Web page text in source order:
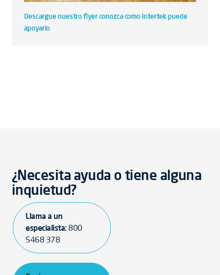
Descargue nuestro flyer conozca como Intertek puede
apoyarlo
¿Necesita ayuda o tiene alguna
inquietud?
Llama a un
especialista:800
5468 378